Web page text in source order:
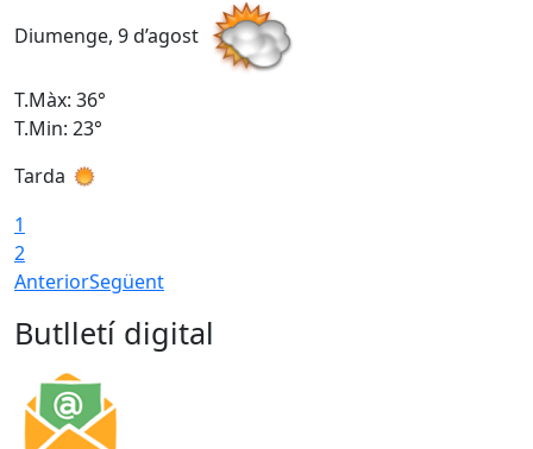
Diumenge, 9 d’agost
T.Màx: 36°
T.Min: 23°
Tarda
1
2
AnteriorSegüent
Butlletí digital